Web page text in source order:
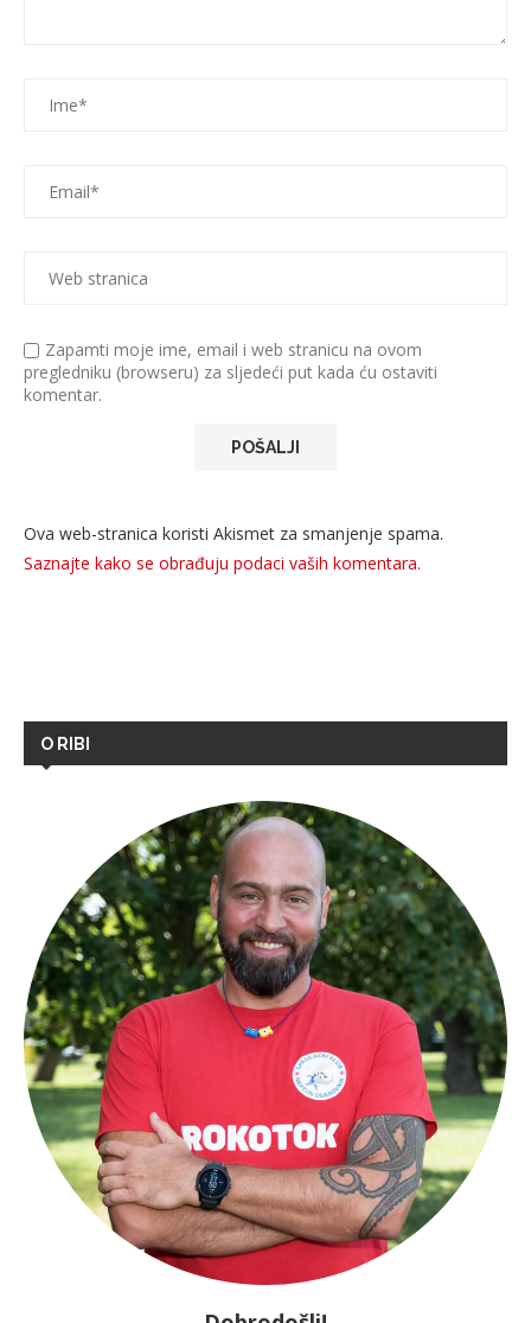
Zapamti moje ime, email i web stranicu na ovom
pregledniku (browseru) za sljedeći put kada ću ostaviti
komentar.
Ova web-stranica koristi Akismet za smanjenje spama.
Saznajte kako se obrađuju podaci vaših komentara.
O RIBI